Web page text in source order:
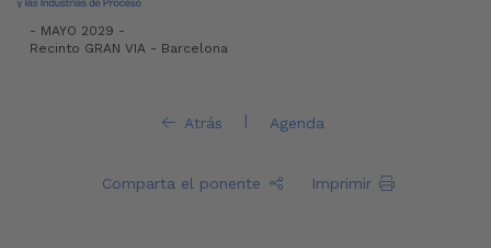
- MAYO 2029 -
Recinto GRAN VIA - Barcelona
Atrás | Agenda
Comparta el ponente Imprimir